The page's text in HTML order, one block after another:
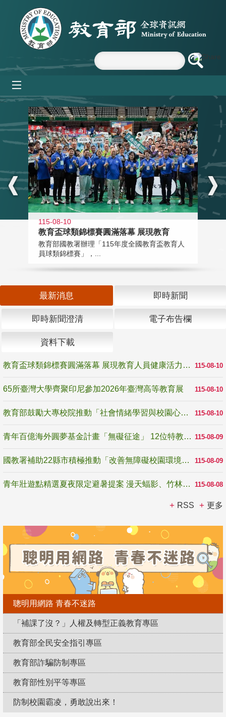
跳到主要內容區塊
:::
115-08-10
教育盃球類錦標賽圓滿落幕 展現教育
教育部國教署辦理「115年度全國教育盃教育人
員球類錦標賽」，...
最新消息 即時新聞
即時新聞澄清 電子布告欄
資料下載
115-08-10
教育盃球類錦標賽圓滿落幕 展現教育人員健康活力與團隊精神
115-08-10
65所臺灣大學齊聚印尼參加2026年臺灣高等教育展
115-08-10
教育部鼓勵大專校院推動「社會情緒學習與校園心理健康促進計畫」 培育校園「心」韌性
115-08-09
青年百億海外圓夢基金計畫「無礙征途」 12位特教與弱勢青年勇闖西班牙 跨越感官限制見證生命蛻變
115-08-09
國教署補助22縣市積極推動「改善無障礙校園環境計畫」 打造友善、安全、無礙學習空間
115-08-08
青年壯遊點精選夏夜限定避暑提案 漫天蝠影、竹林尋蛙、茶香夜觀 邀青年暮色出發
RSS 更多
聰明用網路 青春不迷路
「補課了沒？」人權及轉型正義教育專區
教育部全民安全指引專區
教育部詐騙防制專區
教育部性別平等專區
防制校園霸凌，勇敢說出來！